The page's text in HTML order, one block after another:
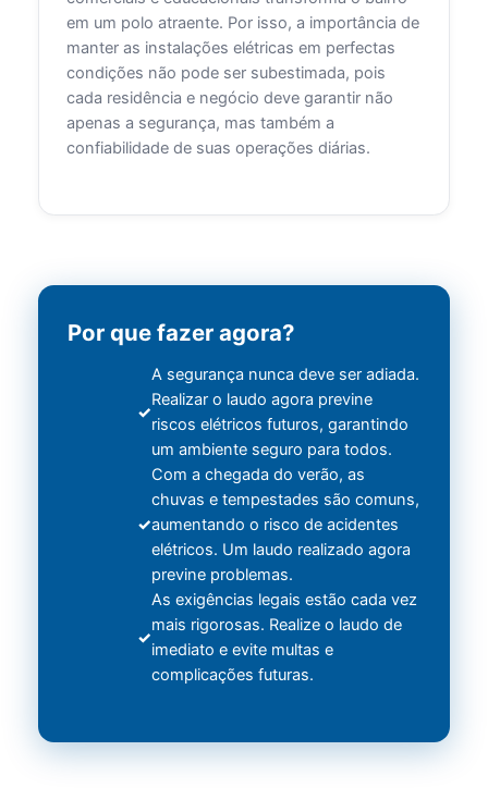
em um polo atraente. Por isso, a importância de
manter as instalações elétricas em perfectas
condições não pode ser subestimada, pois
cada residência e negócio deve garantir não
apenas a segurança, mas também a
confiabilidade de suas operações diárias.
Por que fazer agora?
A segurança nunca deve ser adiada.
Realizar o laudo agora previne
riscos elétricos futuros, garantindo
um ambiente seguro para todos.
Com a chegada do verão, as
chuvas e tempestades são comuns,
aumentando o risco de acidentes
elétricos. Um laudo realizado agora
previne problemas.
As exigências legais estão cada vez
mais rigorosas. Realize o laudo de
imediato e evite multas e
complicações futuras.